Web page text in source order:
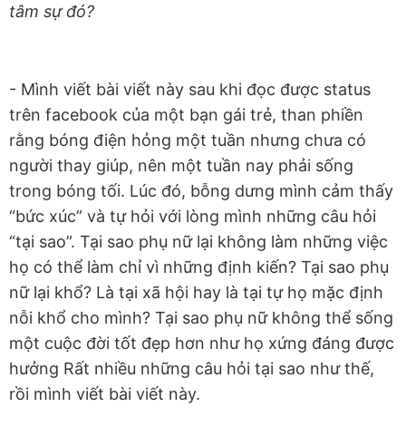
tâm sự đó?
- Mình viết bài viết này sau khi đọc được status
trên facebook của một bạn gái trẻ, than phiền
rằng bóng điện hỏng một tuần nhưng chưa có
người thay giúp, nên một tuần nay phải sống
trong bóng tối. Lúc đó, bỗng dưng mình cảm thấy
“bức xúc” và tự hỏi với lòng mình những câu hỏi
“tại sao”. Tại sao phụ nữ lại không làm những việc
họ có thể làm chỉ vì những định kiến? Tại sao phụ
nữ lại khổ? Là tại xã hội hay là tại tự họ mặc định
nỗi khổ cho mình? Tại sao phụ nữ không thể sống
một cuộc đời tốt đẹp hơn như họ xứng đáng được
hưởng Rất nhiều những câu hỏi tại sao như thế,
rồi mình viết bài viết này.